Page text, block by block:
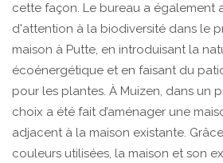
cette façon. Le bureau a également
d'attention à la biodiversité dans le
maison à Putte, en introduisant la
écoénergétique et en faisant du
pour les plantes. À Muizen, dans un
choix a été fait d’aménager une
adjacent à la maison existante.
couleurs utilisées, la maison et son